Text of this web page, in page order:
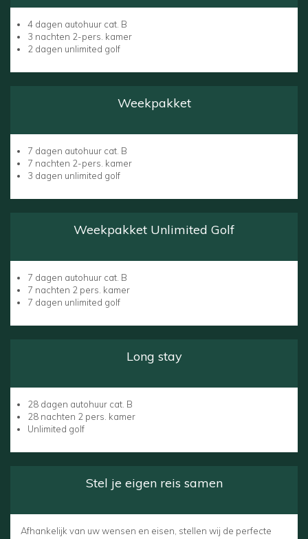
4 dagen autohuur cat. B
3 nachten 2-pers. kamer
2 dagen unlimited golf
Weekpakket
7 dagen autohuur cat. B
7 nachten 2-pers. kamer
3 dagen unlimited golf
Weekpakket Unlimited Golf
7 dagen autohuur cat. B
7 nachten 2 pers. kamer
7 dagen unlimited golf
Long stay
28 dagen autohuur cat. B
28 nachten 2 pers. kamer
Unlimited golf
Stel je eigen reis samen
Afhankelijk van uw wensen en eisen, stellen wij de perfecte